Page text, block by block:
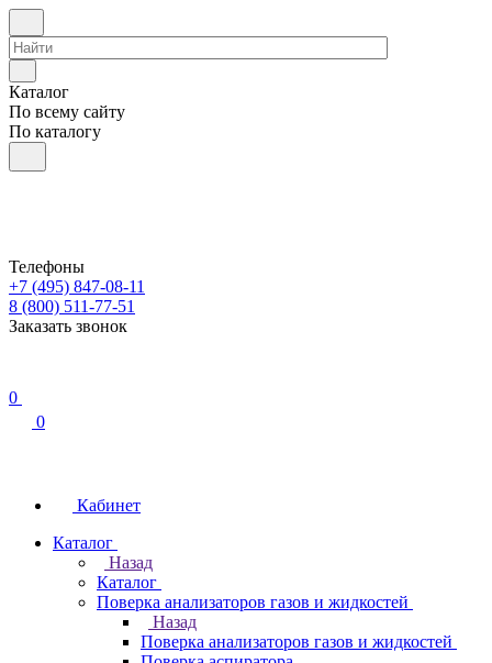
Каталог
По всему сайту
По каталогу
Телефоны
+7 (495) 847-08-11
8 (800) 511-77-51
Заказать звонок
0
0
Кабинет
Каталог
Назад
Каталог
Поверка анализаторов газов и жидкостей
Назад
Поверка анализаторов газов и жидкостей